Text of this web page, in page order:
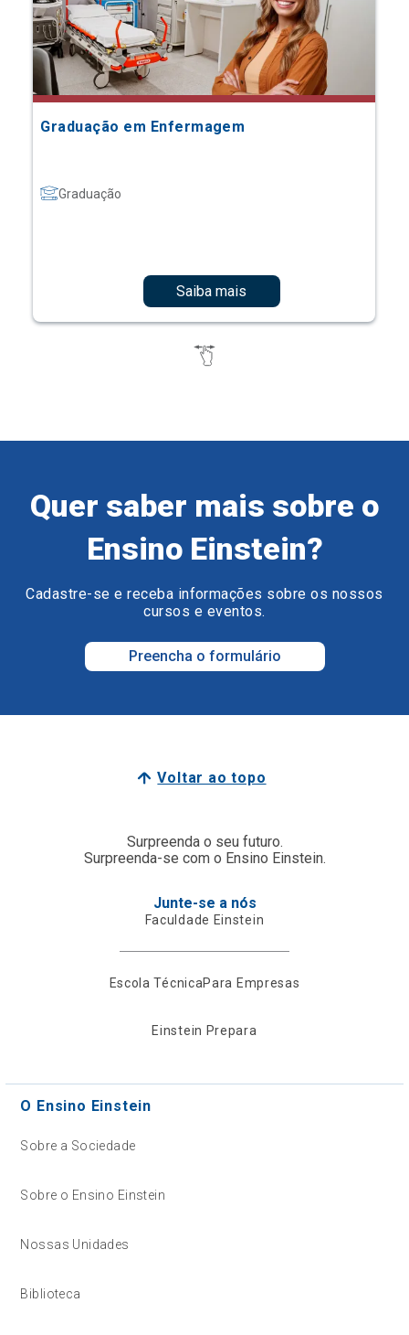
Graduação em Enfermagem
Graduação
Saiba mais
Quer saber mais sobre o
Ensino Einstein?
Cadastre-se e receba informações sobre os nossos
cursos e eventos.
Preencha o formulário
Voltar ao topo
Surpreenda o seu futuro.
Surpreenda-se com o Ensino Einstein.
Junte-se a nós
Faculdade Einstein
Escola TécnicaPara Empresas
Einstein Prepara
O Ensino Einstein
Sobre a Sociedade
Sobre o Ensino Einstein
Nossas Unidades
Biblioteca